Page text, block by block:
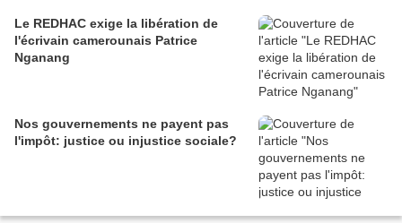
Le REDHAC exige la libération de
l'écrivain camerounais Patrice
Nganang
Nos gouvernements ne payent pas
l'impôt: justice ou injustice sociale?